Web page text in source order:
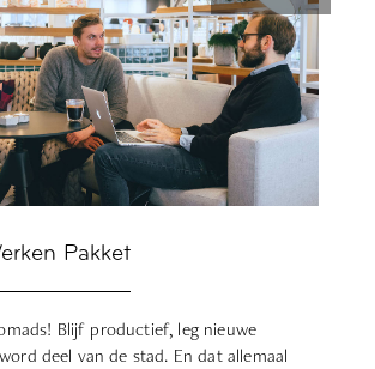
Pakket
Blijf productief, leg nieuwe
deel van de stad. En dat allemaal